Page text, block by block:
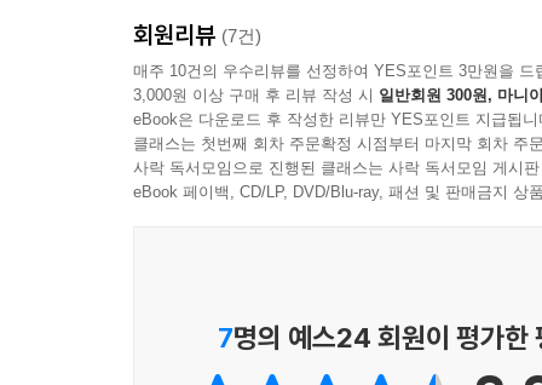
마릴리 애덤스는 이야기 속 인물 조셉의 말을
이야기한다.
우리가 던지는 질문은 ‘심판자의 질문’과 ‘학습
실망스러울까?” 등 심판자의 질문은 우리를 절
뭘까?” “지금 당장 가능한 일은?” 등 학습자의
인간관계와 커리어뿐 아니라 사고방식과 행동, 성
내 안의 잠재력을 강력한 창조력, 상상력으로 변화
회원리뷰 (7건)
매주 10건의 우수리뷰를 선정하여 YES포인트 3만원을 드
3,000원 이상 구매 후 리뷰 작성 시 일반회원 300원, 마니
eBook은 다운로드 후 작성한 리뷰만 YES포인트 지급됩니
클래스는 첫번째 회차 주문확정 시점부터 마지막 회차 주
사락 독서모임으로 진행된 클래스는 사락 독서모임 게시
eBook 페이백, CD/LP, DVD/Blu-ray, 패션 및 판매금지 상
7명의 예스24 회원이 평가한